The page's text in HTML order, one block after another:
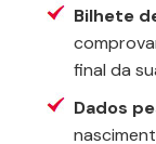
Bilhete
final da
Dados